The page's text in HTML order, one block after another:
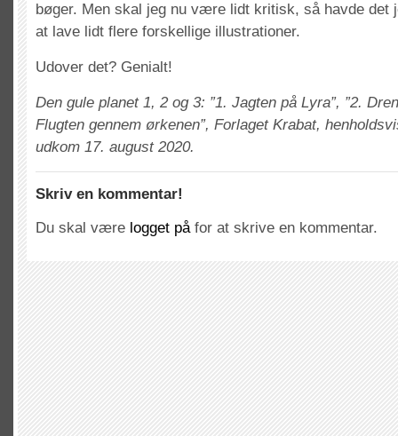
bøger. Men skal jeg nu være lidt kritisk, så havde det
at lave lidt flere forskellige illustrationer.
Udover det? Genialt!
Den gule planet 1, 2 og 3: ”1. Jagten på Lyra”, ”2.
Flugten gennem ørkenen”, Forlaget Krabat,
udkom 17. august 2020.
Skriv en kommentar!
Du skal være logget påfor at skrive en kommentar.